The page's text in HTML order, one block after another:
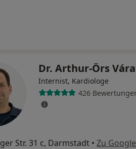
Dr. Arthur-Örs
Internist, Kardiologe
426
Str. 31 c, Darmstadt • Zu